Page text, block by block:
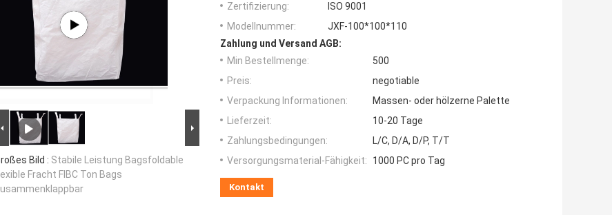
Bild : Stabile Leistung Bagsfoldable
Fracht FIBC Ton Bags
Zertifizierung:
ISO 9001
Modellnummer:
JXF-100*100*110
Zahlung und Versand AGB:
Min Bestellmenge:
500
Preis:
negotiable
Verpackung Informationen:
Massen- oder hölzerne Palette
Lieferzeit:
10-20 Tage
Zahlungsbedingungen:
L/C, D/A, D/P, T/T
Versorgungsmaterial-Fähigkeit:
1000 PC pro Tag
Kontakt